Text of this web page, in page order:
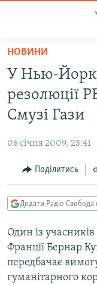
Перейти
основного
матеріалу
Перейти
до
основної
Перейти
до
пошуку
РАДІО СВОБОДА –
СТАТТІ
СУСПІЛЬСТВО
УКРАЇНА
СВІТ
РОСІЙСЬКА
ДОНБАС.РЕАЛІЇ
ТИ ЯК?
СХЕМИ
КИТАЙ.ВИКЛИКИ
МУЛЬТИМЕДІА
НОВИНИ
У Нью-
резолюції
Смузі Гази
06 січня 2009, 23:41
Поділитись
Додати Радіо Свобода
Один із
Франції Бернар
передбачає
гуманітарного